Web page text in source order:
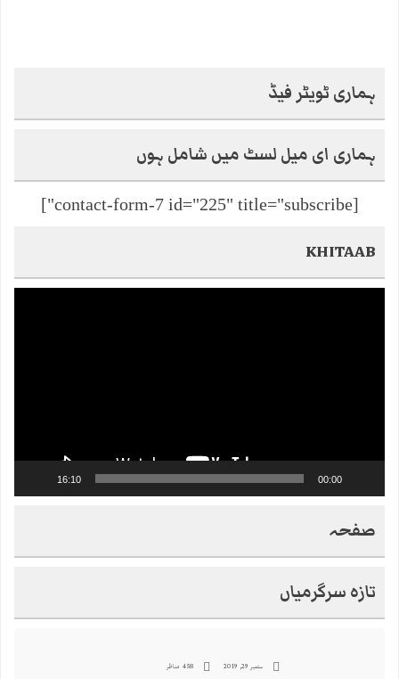
ہماری ٹویٹر فیڈ
ہماری ای میل لسٹ میں شامل ہوں
[contact-form-7 id="225" title="subscribe"]
KHITAAB
00:00
16:10
صفحہ
تازہ سرگرمیاں
ستمبر 29, 2019 458 مناظر